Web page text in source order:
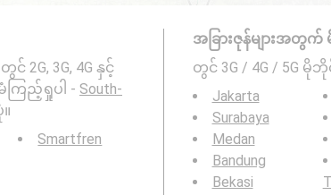
င် 2G, 3G, 4G နှင့်
ြည့်ရှုပါ - South-
Smartfren
အခြားဇုန်များအတွက်
တွင် 3G / 4G / 5G
Jakarta
Surabaya
Medan
Bandung
Bekasi